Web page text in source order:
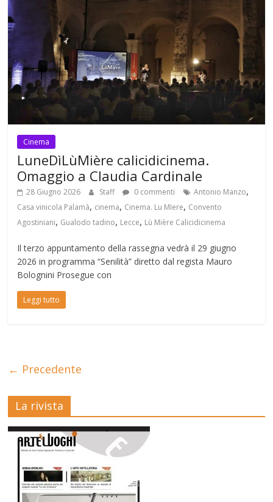
Cinema
LuneDìLùMière calicidicinema.
Omaggio a Claudia Cardinale
28 Giugno 2026 Staff 0 commenti Antonio Manzo,
Casa vinicola Palamà, cinema, Cinema. Lu MIere, Convento
Agostiniani, Gualodo tadino, Lecce, Lù Mière Calicidicinema
Il terzo appuntamento della rassegna vedrà il 29 giugno
2026 in programma “Senilità” diretto dal regista Mauro
Bolognini Prosegue con
Leggi tutto
← Precedente
La rivista